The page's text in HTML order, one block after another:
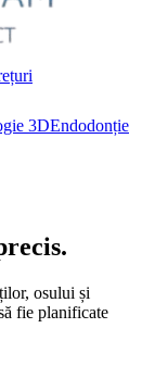
3DEndodonție
osului și
fie planificate